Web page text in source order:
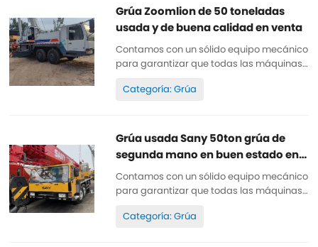
de trabajo reducidas, pintura original,
baratas y de alta calidad. Repuestos...
Grúa Zoomlion de 50 toneladas
usada y de buena calidad en venta
Contamos con un sólido equipo mecánico
para garantizar que todas las máquinas
calidad y originales 100%. Todas las
de trabajo reducidas, pintura original,
baratas y de alta calidad. Repuestos...
Categoría: Grúa
Grúa usada Sany 50ton grúa de
segunda mano en buen estado en
venta
Contamos con un sólido equipo mecánico
para garantizar que todas las máquinas
calidad y originales 100%. Todas las
Categoría: Grúa